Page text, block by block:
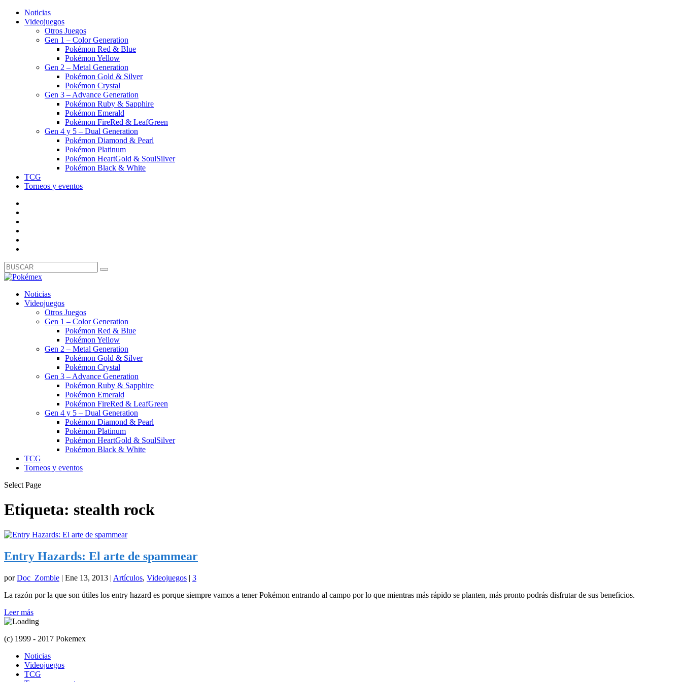
Noticias
Videojuegos
Otros Juegos
Gen 1 – Color Generation
Pokémon Red & Blue
Pokémon Yellow
Gen 2 – Metal Generation
Pokémon Gold & Silver
Pokémon Crystal
Gen 3 – Advance Generation
Pokémon Ruby & Sapphire
Pokémon Emerald
Pokémon FireRed & LeafGreen
Gen 4 y 5 – Dual Generation
Pokémon Diamond & Pearl
Pokémon Platinum
Pokémon HeartGold & SoulSilver
Pokémon Black & White
TCG
Torneos y eventos
Noticias
Videojuegos
Otros Juegos
Gen 1 – Color Generation
Pokémon Red & Blue
Pokémon Yellow
Gen 2 – Metal Generation
Pokémon Gold & Silver
Pokémon Crystal
Gen 3 – Advance Generation
Pokémon Ruby & Sapphire
Pokémon Emerald
Pokémon FireRed & LeafGreen
Gen 4 y 5 – Dual Generation
Pokémon Diamond & Pearl
Pokémon Platinum
Pokémon HeartGold & SoulSilver
Pokémon Black & White
TCG
Torneos y eventos
Select Page
Etiqueta: stealth rock
Entry Hazards: El arte de spammear
porDoc_Zombie | Ene 13, 2013 | Artículos, Videojuegos | 3
La razón por la que son útiles los entry hazard es porque siempre vamos a tener Pokémon entrando al campo por lo que mientras más rápido se planten, más pronto podrás disfrutar de sus beneficios.
Leer más
(c) 1999 - 2017 Pokemex
Noticias
Videojuegos
TCG